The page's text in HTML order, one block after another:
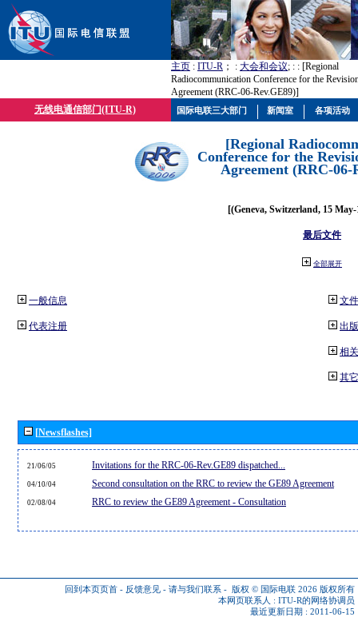
主页 : ITU-R ； : 大会和会议; : : [Regional
Radiocommunication Conference for the
Agreement (RRC-06-Rev.GE89)]
无线电通信部门(ITU-R)
[Regional
Conference for the
Agreement (RRC-06-
[(Geneva, Switzerland, 15
最后文件
全部展开
一般信息
代表注册
文件
出
相
其
[Newsflashes]
21/06/05 Invitations for the RRC-06-Rev.GE89 dispatched...
04/10/04 Second consultation on the RRC to review the GE89 Agreement
02/08/04 RRC to review the GE89 Agreement - Consultation
回到本页页首 - 反馈意见 - 请与我们联系 - 版权 © 国际电联 2026 版权所有
本网页联系人 : ITU-R的网络协调员
最近更新日期 : 2011-06-15
国际电联三大部门 新闻室 各项活动